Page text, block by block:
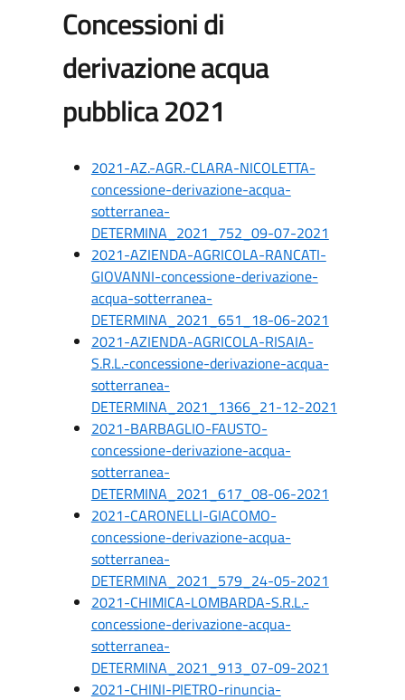
Concessioni di
derivazione acqua
pubblica 2021
2021-AZ.-AGR.-CLARA-NICOLETTA-
concessione-derivazione-acqua-
sotterranea-
DETERMINA_2021_752_09-07-2021
2021-AZIENDA-AGRICOLA-RANCATI-
GIOVANNI-concessione-derivazione-
acqua-sotterranea-
DETERMINA_2021_651_18-06-2021
2021-AZIENDA-AGRICOLA-RISAIA-
S.R.L.-concessione-derivazione-acqua-
sotterranea-
DETERMINA_2021_1366_21-12-2021
2021-BARBAGLIO-FAUSTO-
concessione-derivazione-acqua-
sotterranea-
DETERMINA_2021_617_08-06-2021
2021-CARONELLI-GIACOMO-
concessione-derivazione-acqua-
sotterranea-
DETERMINA_2021_579_24-05-2021
2021-CHIMICA-LOMBARDA-S.R.L.-
concessione-derivazione-acqua-
sotterranea-
DETERMINA_2021_913_07-09-2021
2021-CHINI-PIETRO-rinuncia-